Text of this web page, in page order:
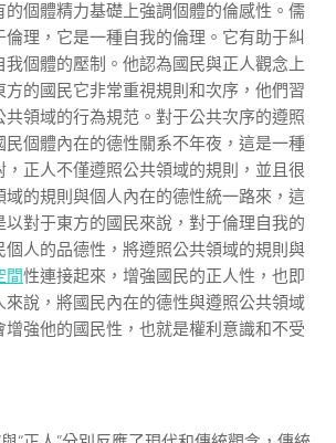
的個體精力基礎上強調個體的倫感性。儒
理，它是一種自我的倫理。它有助于糾
我個體的壓制。他認為國民與正人觀念上
方的國民它非常重視規則和次序，他們習
領域的行為規范。對于公共次序的遵照
民個體內在的德性關系不年夜，這是一種
，正人不僅遵照公共領域的規則，並且很
域的規則與個人內在的德性統一路來，這
以對于東方的國民來說，對于倫理自我的
個人的品德性，將遵照公共領域的規則與
間性連接起來，增強國民的正人性，也即
來說，將國民內在的德性與遵照公共領域
增強他的國民性，也就是權利意識和不受